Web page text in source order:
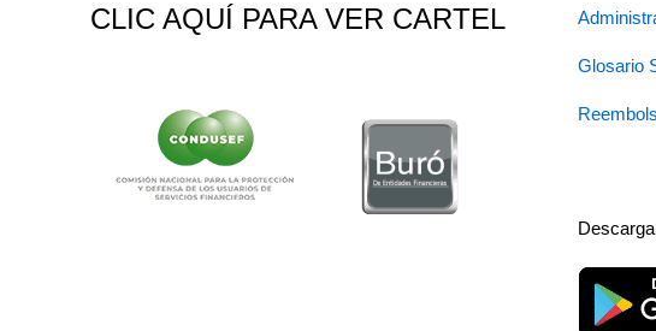
CLIC AQUÍ PARA VER CARTEL
Glosario